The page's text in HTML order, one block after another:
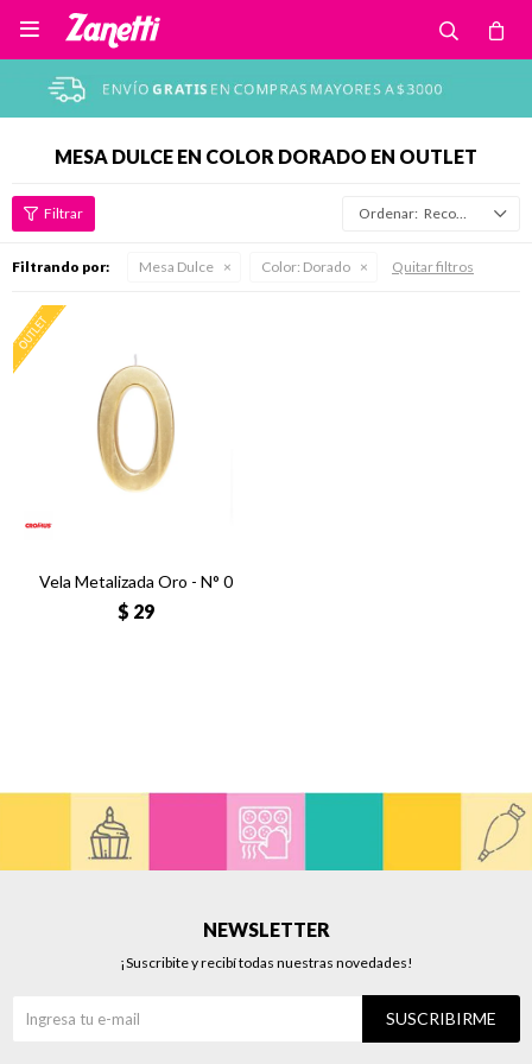

MESA DULCE EN COLOR DORADO EN OUTLET
Recomendados
Filtrando por: Mesa Dulce Color: Dorado Quitar filtros
Vela Metalizada Oro - N° 0
$ 29
NEWSLETTER
¡Suscribite y recibí todas nuestras novedades!
SUSCRIBIRME